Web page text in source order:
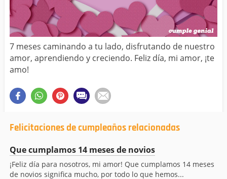
TODAS LAS CATEGORÍAS
7 meses caminando a tu lado, disfrutando de nuestro
amor, aprendiendo y creciendo. Feliz día, mi amor, ¡te
amo!
Felicitaciones de cumpleaños relacionadas
Que cumplamos 14 meses de novios
¡Feliz día para nosotros, mi amor! Que cumplamos 14 meses
de novios significa mucho, por todo lo que hemos...